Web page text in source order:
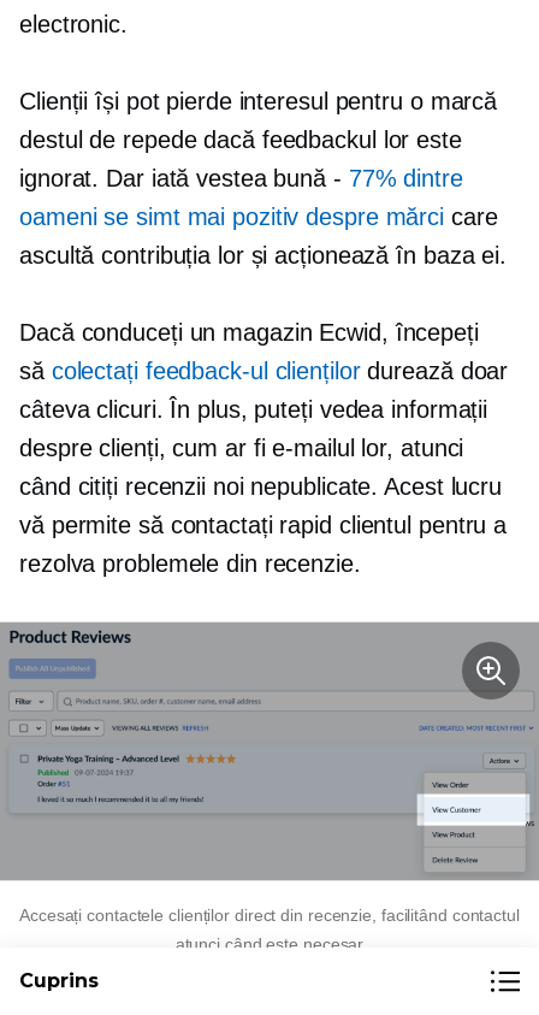
electronic.
Clienții își pot pierde interesul pentru o marcă
destul de repede dacă feedbackul lor este
ignorat. Dar iată vestea bună - 77% dintre
oameni se simt mai pozitiv despre mărci care
ascultă contribuția lor și acționează în baza ei.
Dacă conduceți un magazin Ecwid, începeți
să colectați feedback-ul cliențilordurează doar
câteva clicuri. În plus, puteți vedea informații
despre clienți, cum ar fi e-mailul lor, atunci
când citiți recenzii noi nepublicate. Acest lucru
vă permite să contactați rapid clientul pentru a
rezolva problemele din recenzie.
Accesați contactele clienților direct din recenzie, facilitând contactul
atunci când este necesar
Cuprins